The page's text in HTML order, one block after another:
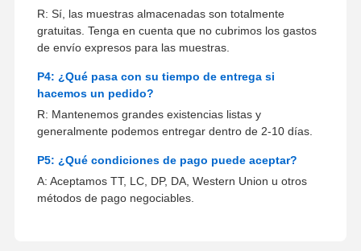
R: Sí, las muestras almacenadas son totalmente
gratuitas. Tenga en cuenta que no cubrimos los gastos
de envío expresos para las muestras.
P4: ¿Qué pasa con su tiempo de entrega si
hacemos un pedido?
R: Mantenemos grandes existencias listas y
generalmente podemos entregar dentro de 2-10 días.
P5: ¿Qué condiciones de pago puede aceptar?
A: Aceptamos TT, LC, DP, DA, Western Union u otros
métodos de pago negociables.